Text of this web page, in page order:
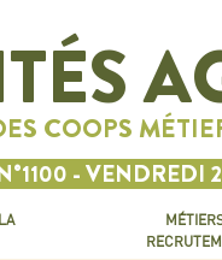
COOPS
- VENDREDI